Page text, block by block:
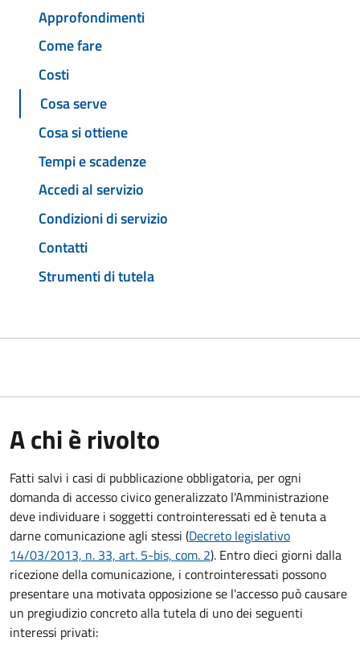
Approfondimenti
Come fare
Costi
Cosa serve
Cosa si ottiene
Tempi e scadenze
Accedi al servizio
Condizioni di servizio
Contatti
Strumenti di tutela
A chi è rivolto
Fatti salvi i casi di pubblicazione obbligatoria, per ogni
domanda di accesso civico generalizzato l'Amministrazione
deve individuare i soggetti controinteressati ed è tenuta a
darne comunicazione agli stessi (Decreto legislativo
14/03/2013, n. 33, art. 5-bis, com. 2). Entro dieci giorni dalla
ricezione della comunicazione, i controinteressati possono
presentare una motivata opposizione se l'accesso può causare
un pregiudizio concreto alla tutela di uno dei seguenti
interessi privati: